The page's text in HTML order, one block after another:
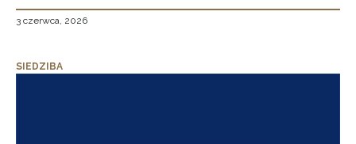
3 czerwca, 2026
SIEDZIBA